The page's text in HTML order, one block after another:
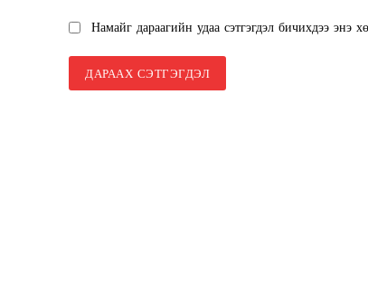
Намайг дараагийн удаа сэтгэгдэл бичихдээ энэ